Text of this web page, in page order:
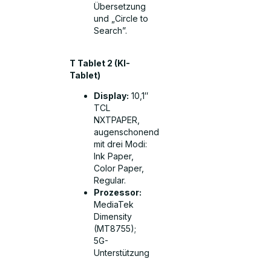
Übersetzung
und „Circle to
Search”.
T Tablet 2 (KI-
Tablet)
Display: 10,1″
TCL
NXTPAPER,
augenschonend
mit drei Modi:
Ink Paper,
Color Paper,
Regular.
Prozessor:
MediaTek
Dimensity
(MT8755);
5G-
Unterstützung